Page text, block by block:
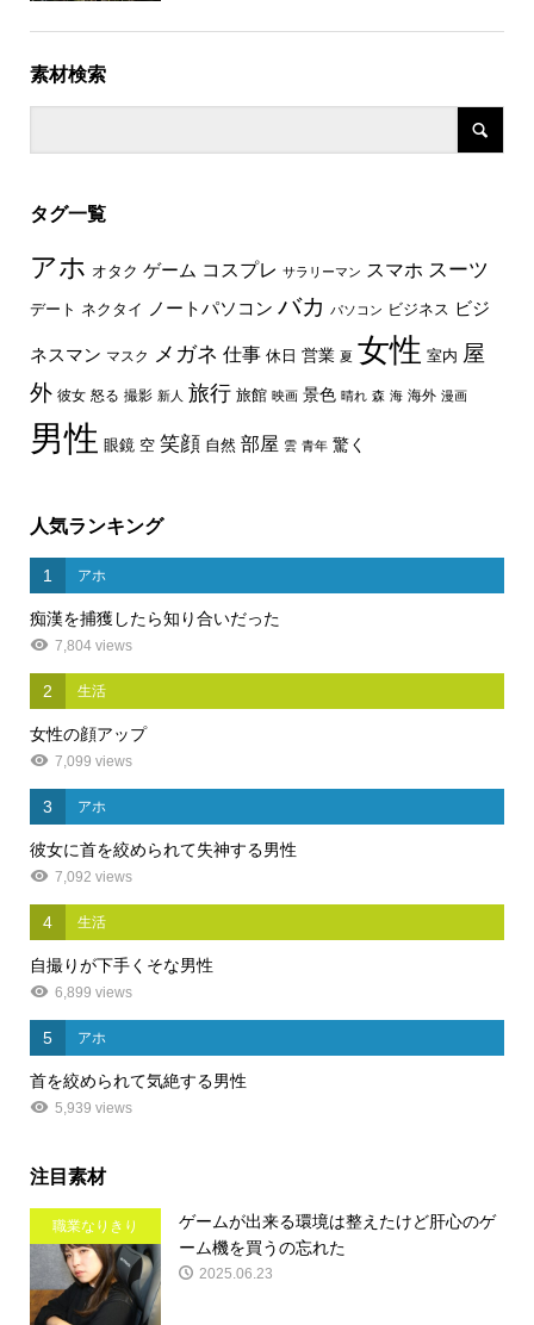
素材検索
タグ一覧
アホ オタク ゲーム コスプレ サラリーマン スマホ スーツ
デート ネクタイ ノートパソコン バカ パソコン ビジネス ビジ
ネスマン マスク メガネ 仕事 休日 営業 夏 女性 室内 屋
外 彼女 怒る 撮影 新人 旅行 旅館 映画 景色 晴れ 森 海 海外 漫画
男性 眼鏡 空 笑顔 自然 部屋 雲 青年 驚く
人気ランキング
1 アホ
痴漢を捕獲したら知り合いだった
7,804 views
2 生活
女性の顔アップ
7,099 views
3 アホ
彼女に首を絞められて失神する男性
7,092 views
4 生活
自撮りが下手くそな男性
6,899 views
5 アホ
首を絞められて気絶する男性
5,939 views
注目素材
職業なりきり
ゲームが出来る環境は整えたけど肝心のゲ
ーム機を買うの忘れた
2025.06.23